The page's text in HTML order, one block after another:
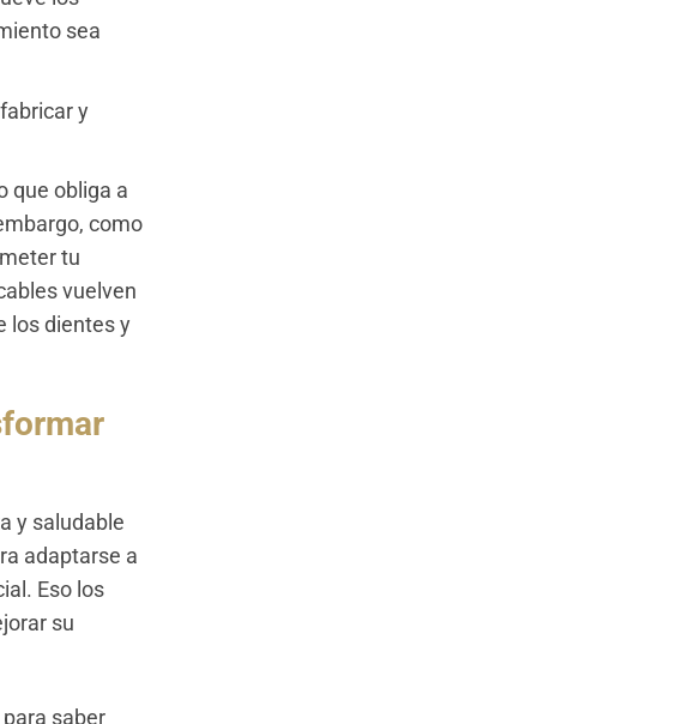
sea
y
que obliga a
como
tu
vuelven
los dientes y
y saludable
adaptarse a
Eso los
su
saber